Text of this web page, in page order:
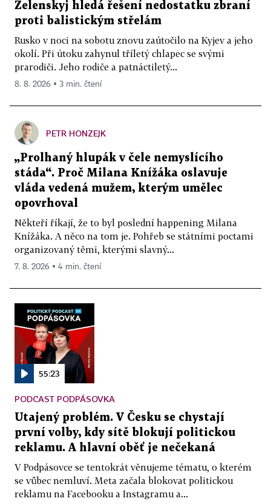
Zelenskyj hledá řešení nedostatku zbraní
proti balistickým střelám
Rusko v noci na sobotu znovu zaútočilo na Kyjev a jeho
okolí. Při útoku zahynul tříletý chlapec se svými
prarodiči. Jeho rodiče a patnáctiletý...
8. 8. 2026 ▪ 3 min. čtení
PETR HONZEJK
„Prolhaný hlupák v čele nemyslícího
stáda“. Proč Milana Knížáka oslavuje
vláda vedená mužem, kterým umělec
opovrhoval
Někteří říkají, že to byl poslední happening Milana
Knížáka. A něco na tom je. Pohřeb se státními poctami
organizovaný těmi, kterými slavný...
7. 8. 2026 ▪ 4 min. čtení
55:23
PODCAST PODPÁSOVKA
Utajený problém. V Česku se chystají
první volby, kdy sítě blokují politickou
reklamu. A hlavní oběť je nečekaná
V Podpásovce se tentokrát věnujeme tématu, o kterém
se vůbec nemluví. Meta začala blokovat politickou
reklamu na Facebooku a Instagramu a...